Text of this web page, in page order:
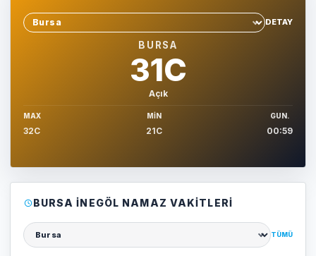
Sehir sec
DETAY
BURSA
31C
Açık
MAX
32C
MIN
21C
GUN.
00:59
BURSA İNEGÖL NAMAZ VAKITLERI
Şehir seçin
TÜMÜ